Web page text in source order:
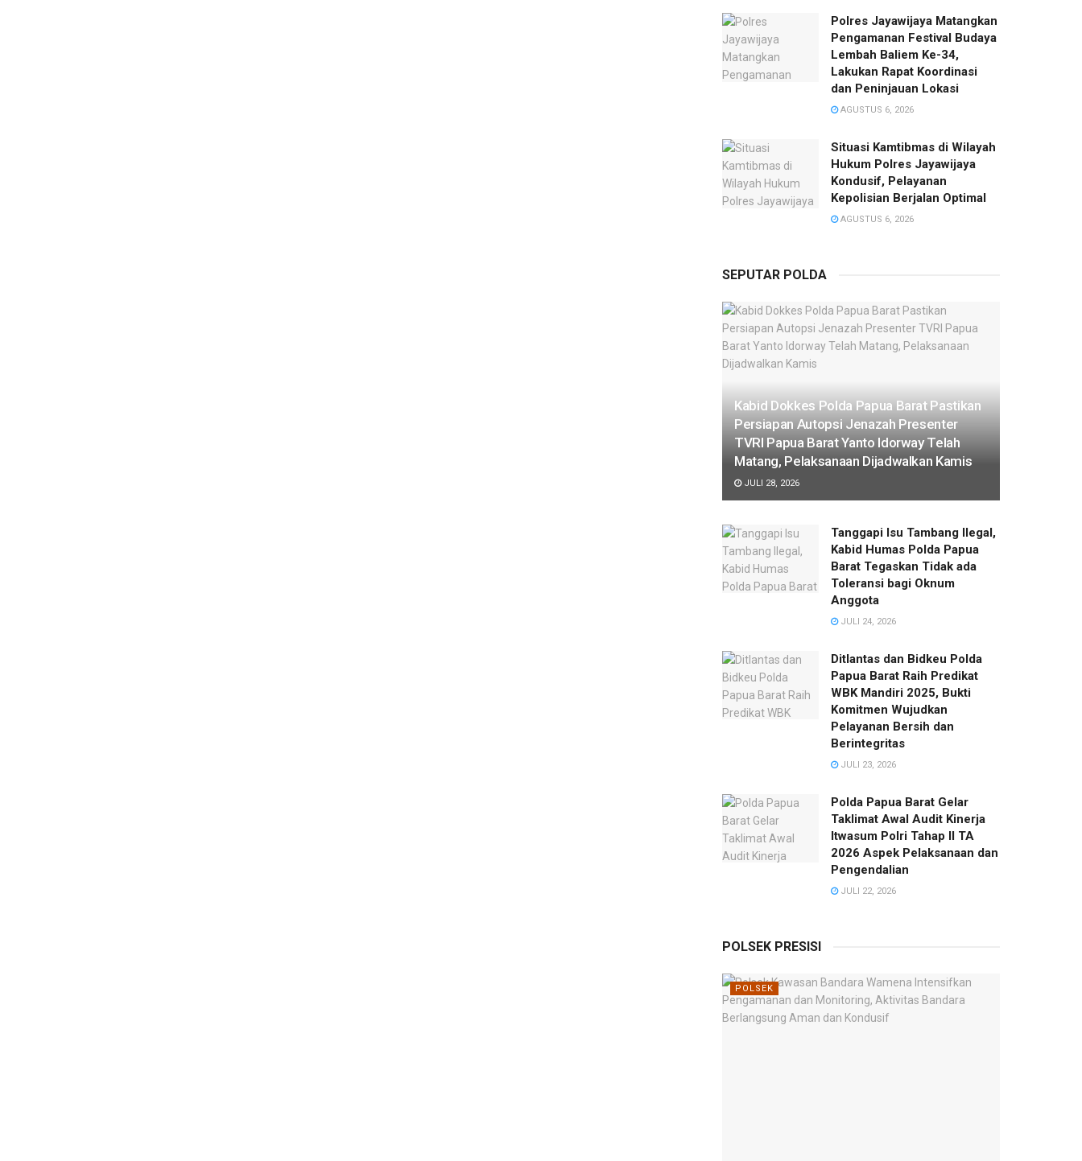
Polres Jayawijaya Matangkan
Pengamanan Festival Budaya
Lembah Baliem Ke-34,
Lakukan Rapat Koordinasi
dan Peninjauan Lokasi
AGUSTUS 6, 2026
Situasi Kamtibmas di Wilayah
Hukum Polres Jayawijaya
Kondusif, Pelayanan
Kepolisian Berjalan Optimal
AGUSTUS 6, 2026
SEPUTAR POLDA
Kabid Dokkes Polda Papua Barat Pastikan
Persiapan Autopsi Jenazah Presenter
TVRI Papua Barat Yanto Idorway Telah
Matang, Pelaksanaan Dijadwalkan Kamis
JULI 28, 2026
Tanggapi Isu Tambang Ilegal,
Kabid Humas Polda Papua
Barat Tegaskan Tidak ada
Toleransi bagi Oknum
Anggota
JULI 24, 2026
Ditlantas dan Bidkeu Polda
Papua Barat Raih Predikat
WBK Mandiri 2025, Bukti
Komitmen Wujudkan
Pelayanan Bersih dan
Berintegritas
JULI 23, 2026
Polda Papua Barat Gelar
Taklimat Awal Audit Kinerja
Itwasum Polri Tahap II TA
2026 Aspek Pelaksanaan dan
Pengendalian
JULI 22, 2026
POLSEK PRESISI
POLSEK